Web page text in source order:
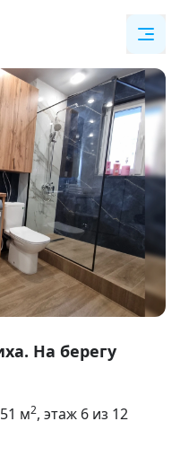
На берегу
м2, этаж 6 из 12